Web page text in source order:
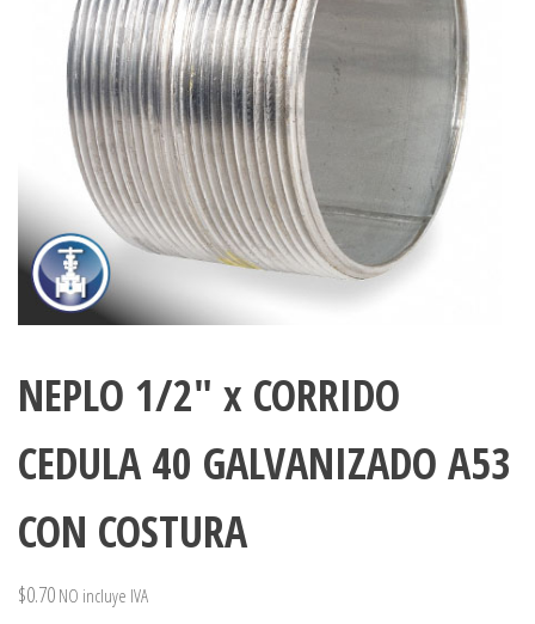
NEPLO 1/2″ x CORRIDO
CEDULA 40 GALVANIZADO A53
CON COSTURA
$0.70 NO incluye IVA